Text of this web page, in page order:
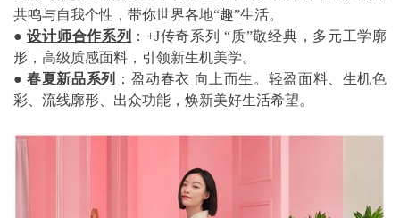
共鸣与自我个性，带你世界各地“趣”生活。
●设计师合作系列 ：+J传奇系列 “质”敬经典，多元工学廓
形，高级质感面料，引领新生机美学。
●春夏新品系列
：盈动春衣 向上而生。轻盈面料、生机色
彩、流线廓形、出众功能，焕新美好生活希望。